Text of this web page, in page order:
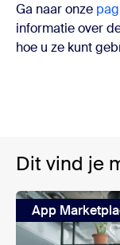
Ga naar onze
informatie over
hoe u ze kunt
Dit vind je
App